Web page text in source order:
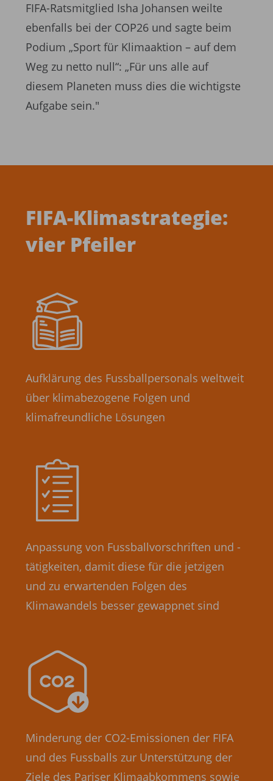
FIFA-Ratsmitglied Isha Johansen weilte
ebenfalls bei der COP26 und sagte beim
Podium „Sport für Klimaaktion – auf dem
Weg zu netto null“: „Für uns alle auf
diesem Planeten muss dies die wichtigste
Aufgabe sein."
FIFA-Klimastrategie:
vier Pfeiler­
Aufklärung des Fussballpersonals weltweit
über klimabezogene Folgen und
klimafreundliche Lösungen
Anpassung von Fussballvorschriften und -
tätigkeiten, damit diese für die jetzigen
und zu erwartenden Folgen des
Klimawandels besser gewappnet sind
Minderung der CO2-Emissionen der FIFA
und des Fussballs zur Unterstützung der
Ziele des Pariser Klimaabkommens sowie